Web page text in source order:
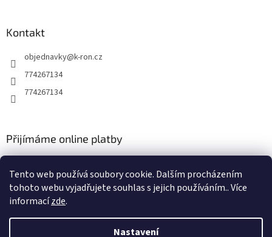
Tento web používá soubory cookie. Dalším procházením
tohoto webu vyjadřujete souhlas s jejich používáním.. Více
informacízde.
Nastavení
Kontakt
objednavky@k-ron.cz
774267134
774267134
Přijímáme online platby